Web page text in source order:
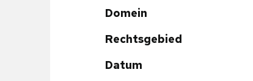
Domein
Rechtsgebied
Datum